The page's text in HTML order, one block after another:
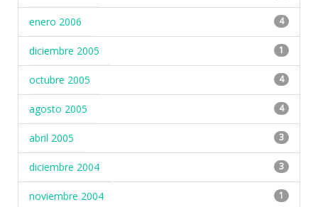
enero 2006 4
diciembre 2005 1
octubre 2005 4
agosto 2005 4
abril 2005 3
diciembre 2004 3
noviembre 2004 1